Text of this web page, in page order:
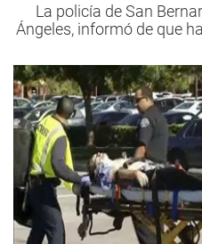
La policía de San
Ángeles, informó de que